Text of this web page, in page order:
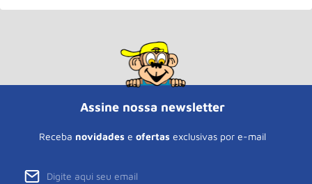
Assine nossa newsletter
Receba novidades e ofertas exclusivas por e-mail